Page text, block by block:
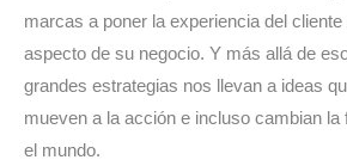
marcas a poner la experiencia del
aspecto de su negocio. Y más allá de
grandes estrategias nos llevan a ideas
mueven a la acción e incluso cambian la
el mundo.